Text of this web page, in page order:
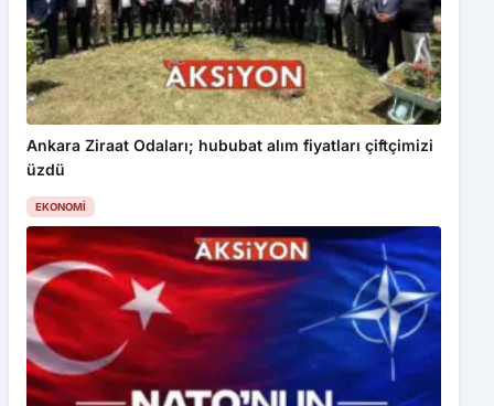
Ankara Ziraat Odaları; hububat alım fiyatları çiftçimizi
üzdü
EKONOMI